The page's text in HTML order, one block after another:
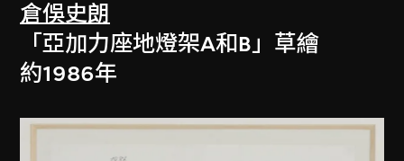
倉俁史朗
「亞加力座地燈架A和B」草繪
約1986年